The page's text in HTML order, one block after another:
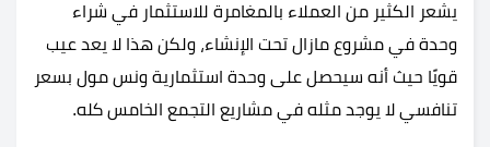
يشعر الكثير من العملاء بالمغامرة للاستثمار في شراء
وحدة في مشروع مازال تحت الإنشاء، ولكن هذا لا يعد عيب
قويًا حيث أنه سيحصل على وحدة استثمارية ونس مول بسعر
تنافسي لا يوجد مثله في مشاريع التجمع الخامس كله.